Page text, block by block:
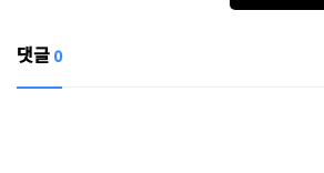
댓글 0